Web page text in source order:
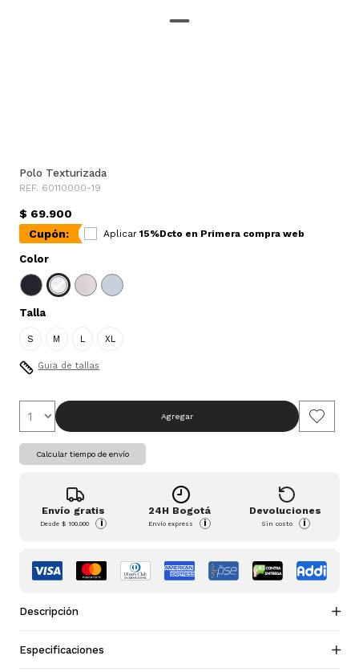
Polo Texturizada
REF. 60110000-19
$ 69.900
Cupón:
Aplicar 15%Dcto en Primera compra web
Color
Talla
S M L XL
Guia de tallas
Agregar
Calcular tiempo de envío
Envío gratis
Desde$ 100.000 i
24H Bogotá
Envío express i
Devoluciones
Sin costo i
Descripción
Especificaciones